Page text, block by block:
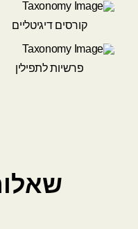
קורסים דיגיטליים
פרשיות לתפילין